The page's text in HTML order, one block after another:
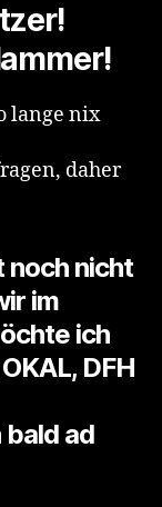
lange nix
daher
noch nicht
im
ich
DFH
bald ad